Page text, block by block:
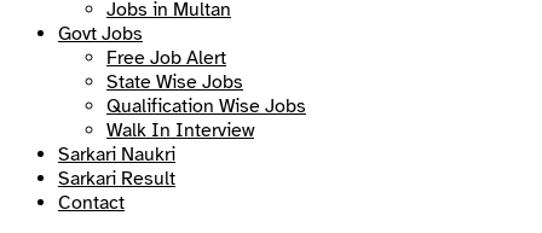
Jobs in Multan
Govt Jobs
Free Job Alert
State Wise Jobs
Qualification Wise Jobs
Walk In Interview
Sarkari Naukri
Sarkari Result
Contact